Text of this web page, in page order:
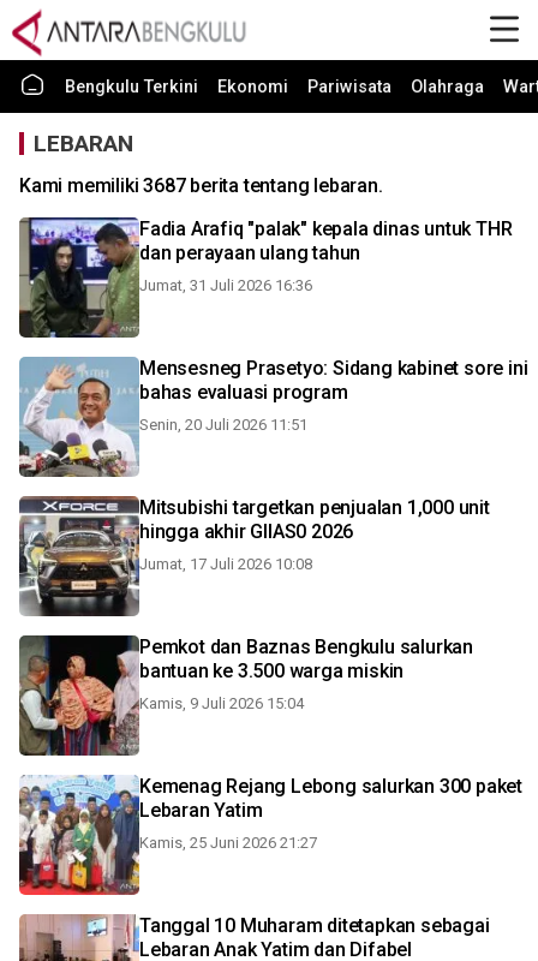
Bengkulu Terkini Ekonomi Pariwisata Olahraga
LEBARAN
Kami memiliki 3687 berita tentang lebaran.
Fadia Arafiq "palak" kepala dinas untuk THR
dan perayaan ulang tahun
Jumat, 31 Juli 2026 16:36
Mensesneg Prasetyo: Sidang kabinet sore ini
bahas evaluasi program
Senin, 20 Juli 2026 11:51
Mitsubishi targetkan penjualan 1,000 unit
hingga akhir GIIAS0 2026
Jumat, 17 Juli 2026 10:08
Pemkot dan Baznas Bengkulu salurkan
bantuan ke 3.500 warga miskin
Kamis, 9 Juli 2026 15:04
Kemenag Rejang Lebong salurkan 300 paket
Lebaran Yatim
Kamis, 25 Juni 2026 21:27
Tanggal 10 Muharam ditetapkan sebagai
Lebaran Anak Yatim dan Difabel